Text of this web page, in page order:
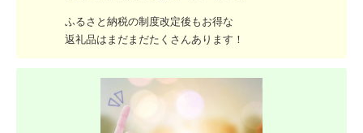
ふるさと納税の制度改定後もお得な
返礼品はまだまだたくさんあります！